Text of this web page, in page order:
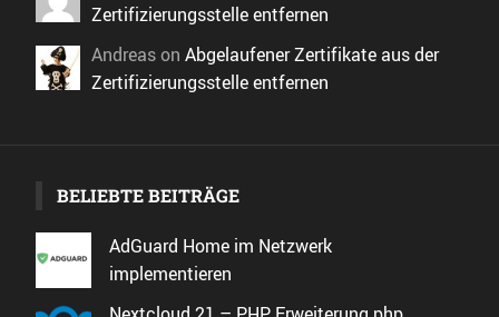
Zertifizierungsstelle entfernen
Andreason Abgelaufener Zertifikate aus der
Zertifizierungsstelle entfernen
BELIEBTE BEITRÄGE
AdGuard Home im Netzwerk
implementieren